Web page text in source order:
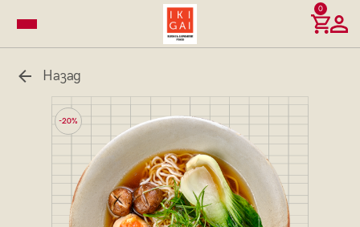
0
Назад
-20%